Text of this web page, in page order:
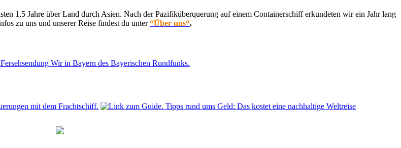
1,5 Jahre über Land durch Asien. Nach der Pazifiküberquerung auf einem Containerschiff erkundeten wir ein Jahr lang
zu uns und unserer Reise findest du unter“Über uns“.